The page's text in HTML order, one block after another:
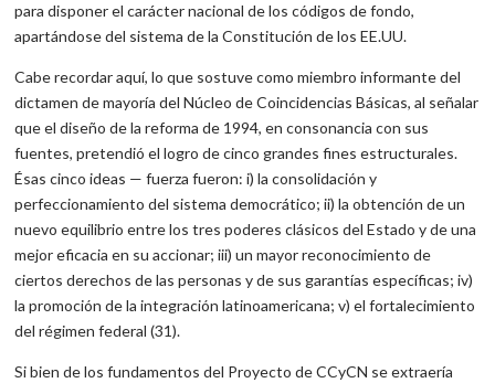
para disponer el carácter nacional de los códigos de fondo,
apartándose del sistema de la Constitución de los EE.UU.
Cabe recordar aquí, lo que sostuve como miembro informante del
dictamen de mayoría del Núcleo de Coincidencias Básicas, al señalar
que el diseño de la reforma de 1994, en consonancia con sus
fuentes, pretendió el logro de cinco grandes fines estructurales.
Ésas cinco ideas — fuerza fueron: i) la consolidación y
perfeccionamiento del sistema democrático; ii) la obtención de un
nuevo equilibrio entre los tres poderes clásicos del Estado y de una
mejor eficacia en su accionar; iii) un mayor reconocimiento de
ciertos derechos de las personas y de sus garantías específicas; iv)
la promoción de la integración latinoamericana; v) el fortalecimiento
del régimen federal (31).
Si bien de los fundamentos del Proyecto de CCyCN se extraería